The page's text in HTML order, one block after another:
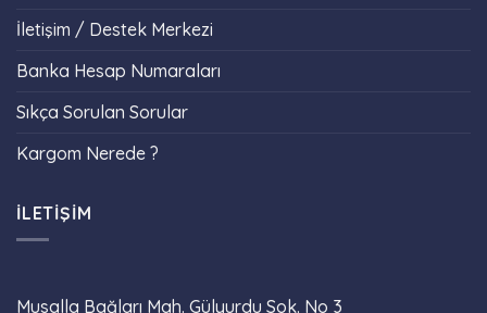
İletişim / Destek Merkezi
Banka Hesap Numaraları
Sıkça Sorulan Sorular
Kargom Nerede ?
İLETIŞIM
Musalla Bağları Mah. Gülyurdu Sok. No 3